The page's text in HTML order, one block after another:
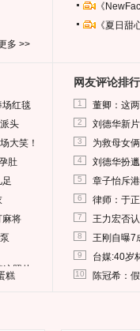
多 >>
《
《夏日
场红毯
头
大笑！
肚
麻将
照片
糕
网友评论排行
1 董卿：这
2 刘德华新
3 为救母女
4 刘德华扮
5 章子怡斥
6 律师：于
7 王力宏否
8 王刚自曝7
9 台媒:40岁
10 陈冠希：